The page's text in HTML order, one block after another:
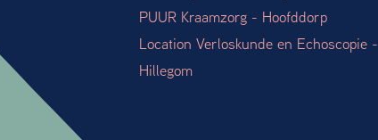
PUUR Kraamzorg - Hoofddorp
Location Verloskunde en Echoscopie -
Hillegom